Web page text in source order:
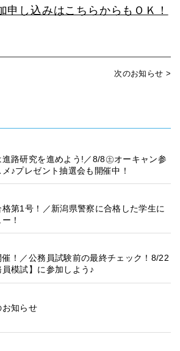
申し込みはこちらからもＯＫ！
次のお知らせ >
進路研究を進めよう!／8/8㊏オーキャン参
♪プレゼント抽選会も開催中！
格第1号！／新潟県警察に合格した学生に
！
催！／公務員試験前の最終チェック！8/22
模試】に参加しよう♪
お知らせ